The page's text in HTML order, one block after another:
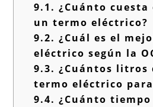
9.1. ¿Cuánto
un termo eléctrico?
9.2. ¿Cuál es el
eléctrico según la
9.3. ¿Cuántos litros
termo eléctrico
9.4. ¿Cuánto